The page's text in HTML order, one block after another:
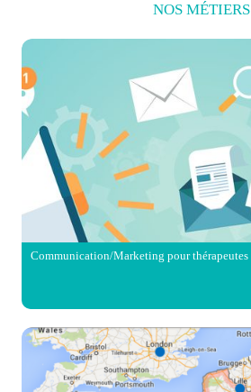
NOS MÉTIERS
Communication/Marketing pour thérapeutes